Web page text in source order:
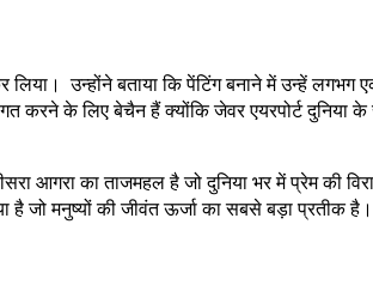
लिया। उन्होंने बताया कि पेंटिंग बनाने में उन्हें
करने के लिए बेचैन हैं क्योंकि जेवर एयरपोर्ट
आगरा का ताजमहल है जो दुनिया भर में प्रेम की
है जो मनुष्यों की जीवंत ऊर्जा का सबसे बड़ा प्रतीक